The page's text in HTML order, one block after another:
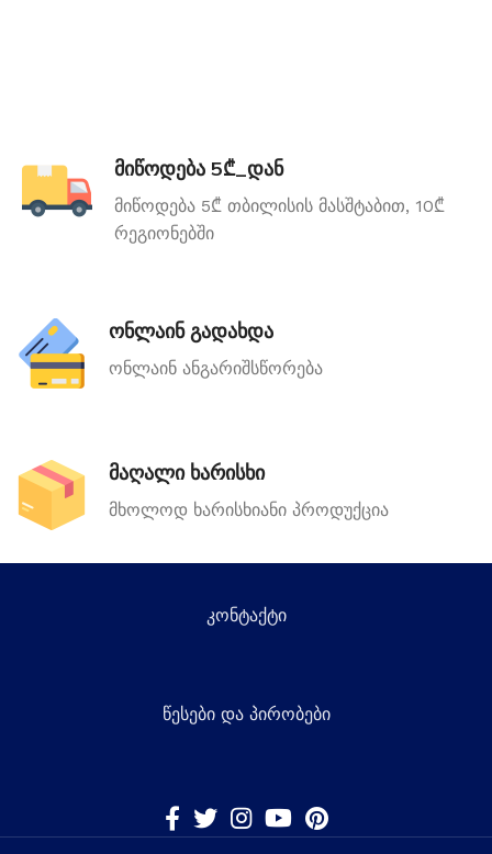
მიწოდება 5₾_დან
მიწოდება 5₾ თბილისის მასშტაბით, 10₾
რეგიონებში
ონლაინ გადახდა
ონლაინ ანგარიშსწორება
მაღალი ხარისხი
მხოლოდ ხარისხიანი პროდუქცია
კონტაქტი
წესები და პირობები